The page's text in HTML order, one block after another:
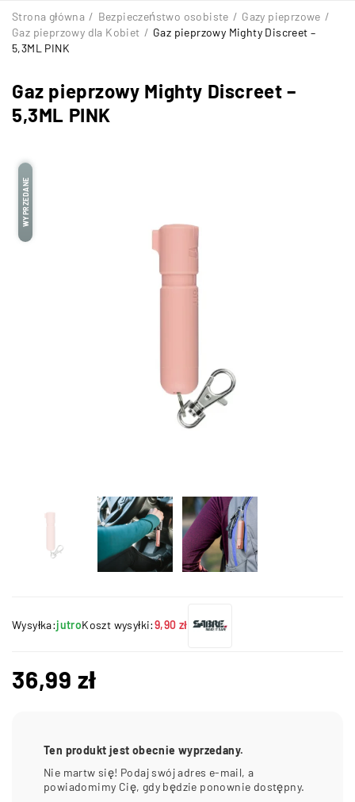
Gaz pieprzowy Mighty Discreet –
5,3ML PINK
Strona główna / Bezpieczeństwo osobiste / Gazy pieprzowe /
Gaz pieprzowy dla Kobiet / Gaz pieprzowy Mighty Discreet –
5,3ML PINK
WYPRZEDANE
Wysyłka:jutroKoszt wysyłki:9,90 zł
36,99 zł
Ten produkt jest obecnie wyprzedany.
Nie martw się! Podaj swój adres e-mail, a
powiadomimy Cię, gdy będzie ponownie dostępny.